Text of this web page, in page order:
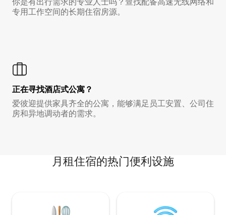
专用工作空间的长期住宿房源。
正在寻找酒店式公寓？
爱彼迎提供家具齐全的公寓，能够满足员工安置、公司住
房和异地调动者的需求。
月租住宿的热门便利设施